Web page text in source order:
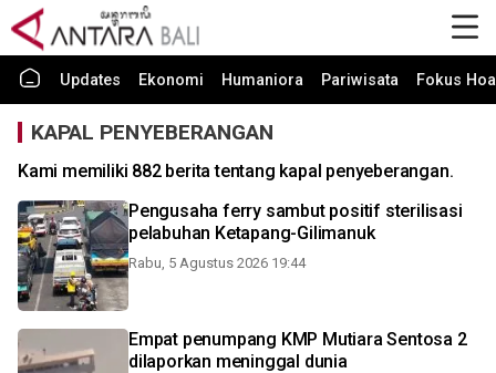
Updates Ekonomi Humaniora Pariwisata Fokus
KAPAL PENYEBERANGAN
Kami memiliki 882 berita tentang kapal penyeberangan.
Pengusaha ferry sambut positif sterilisasi
pelabuhan Ketapang-Gilimanuk
Rabu, 5 Agustus 2026 19:44
Empat penumpang KMP Mutiara Sentosa 2
dilaporkan meninggal dunia